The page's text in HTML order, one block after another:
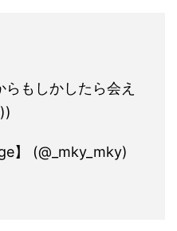
もしかしたら会え
】 (@_mky_mky)